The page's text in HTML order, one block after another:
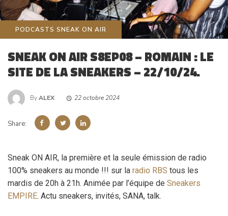
PODCASTS SNEAK ON AIR
SNEAK ON AIR S8EP08 – ROMAIN : LE
SITE DE LA SNEAKERS – 22/10/24.
ByALEX 22 octobre 2024
Share:
Sneak ON AIR, la première et la seule émission de radio
100% sneakers au monde !!! sur la radio RBS tous les
mardis de 20h à 21h. Animée par l’équipe de Sneakers
EMPIRE. Actu sneakers, invités, SANA, talk.